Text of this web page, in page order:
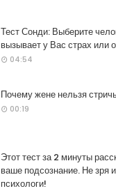
Тест Сонди: Выберите
вызывает у Вас страх или
04:54
Почему жене нельзя
00:19
Этот тест за 2 минуты
ваше подсознание. Не зря
психологи!